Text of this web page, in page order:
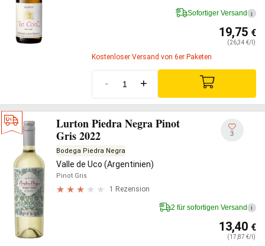
Sofortiger Versand i
19,75 €
(26,34 €/l)
Kostenloser Versand von 6er Paketen
- +
Lurton Piedra Negra Pinot
Gris 2022
Bodega Piedra Negra
Valle de Uco (Argentinien)
Pinot Gris
1 Rezension
3
2 für sofortigen Versand i
13,40 €
(17,87 €/l)